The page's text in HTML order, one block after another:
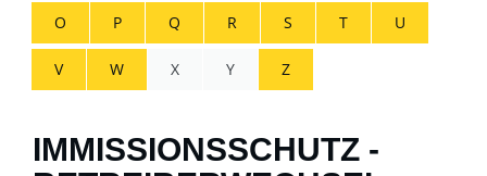
O P Q R S T U
V W X Y Z
IMMISSIONSSCHUTZ -